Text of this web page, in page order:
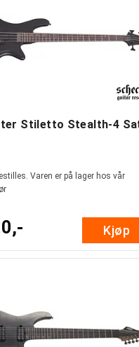
Varen er på lager hos vår
Kjøp